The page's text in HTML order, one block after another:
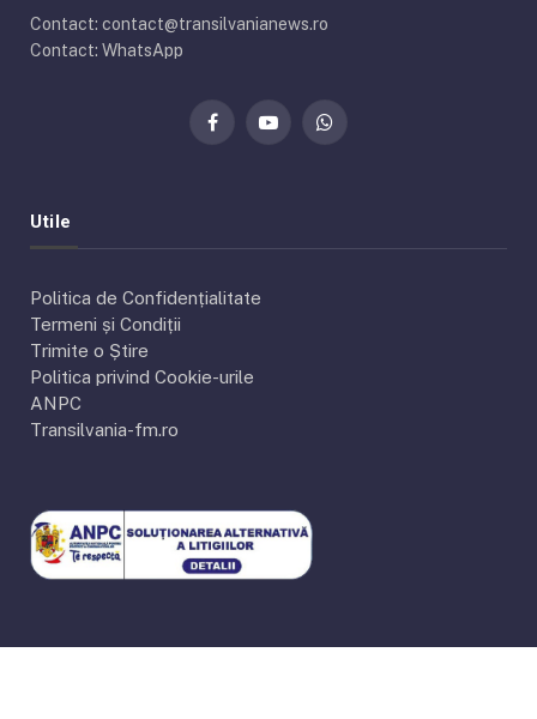
Contact: contact@transilvanianews.ro
Contact: WhatsApp
FacebookYouTubeWhatsApp
Utile
Politica de Confidențialitate
Termeni și Condiții
Trimite o Știre
Politica privind Cookie-urile
ANPC
Transilvania-fm.ro